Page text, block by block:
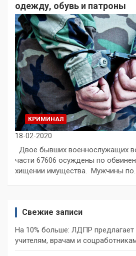
одежду, обувь и патроны
КРИМИНАЛ
18-02-2020
Двое бывших военнослужащих
части 67606 осуждены по
хищении имущества. Мужчины
Свежие записи
На 10% больше: ЛДПР предлагает
учителям, врачам и